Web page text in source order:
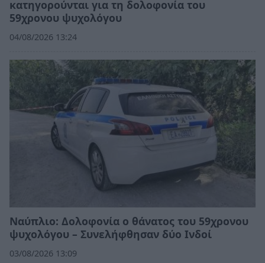
κατηγορούνται για τη δολοφονία του
59χρονου ψυχολόγου
04/08/2026 13:24
Ναύπλιο: Δολοφονία ο θάνατος του 59χρονου
ψυχολόγου – Συνελήφθησαν δύο Ινδοί
03/08/2026 13:09